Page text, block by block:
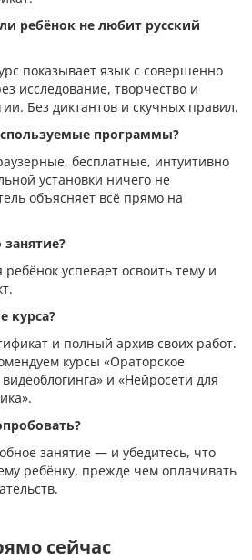
ребёнок не любит русский
показывает язык с совершенно
исследование, творчество и
Без диктантов и скучных правил.
программы?
бесплатные, интуитивно
установки ничего не
объясняет всё прямо на
ребёнок успевает освоить тему и
курса?
и полный архив своих работ.
курсы «Ораторское
и «Нейросети для
занятие — и убедитесь, что
ребёнку, прежде чем оплачивать
сейчас